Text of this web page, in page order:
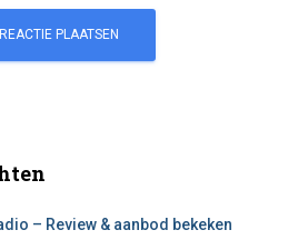
– Review & aanbod bekeken